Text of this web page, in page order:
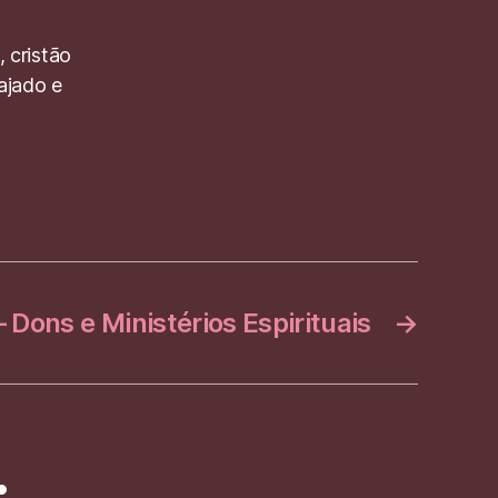
cristão
e
→
Dons e Ministérios Espirituais